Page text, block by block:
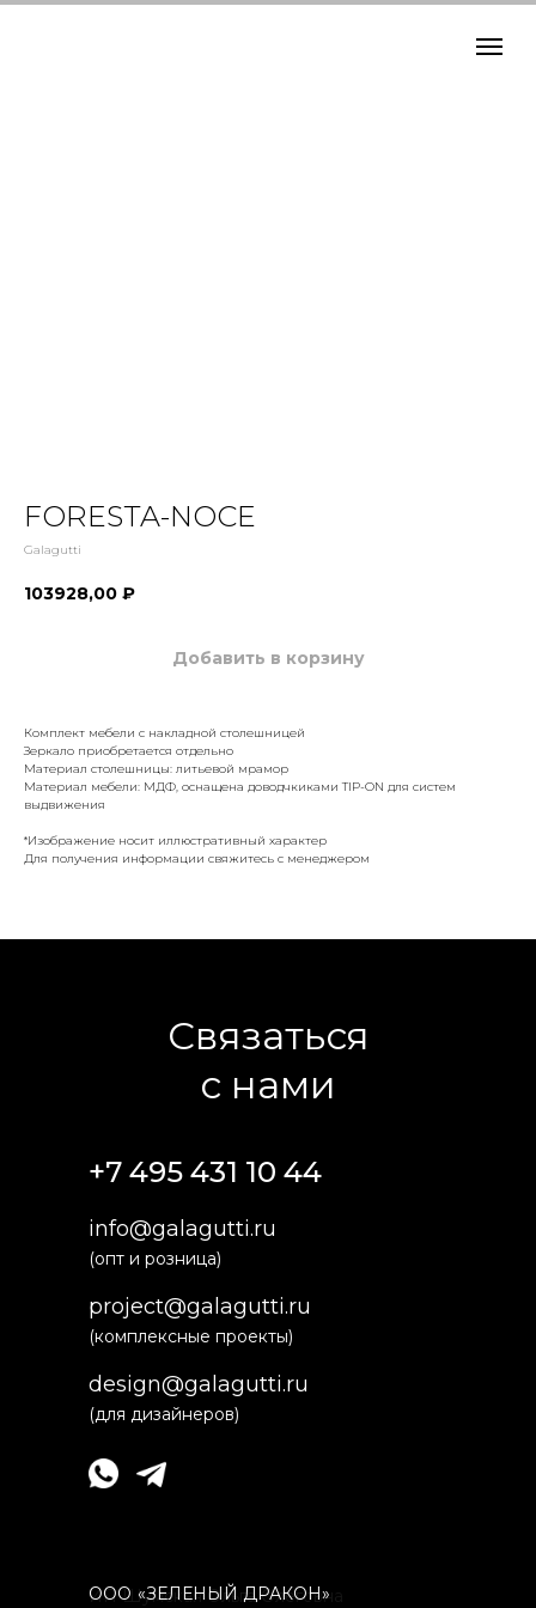
FORESTA-NOCE
Galagutti
103928,00 ₽
Добавить в корзину
Комплект мебели с накладной столешницей
Зеркало приобретается отдельно
Материал столешницы: литьевой мрамор
Материал мебели: МДФ, оснащена доводчкикамиTIP-ON для систем
выдвижения
*Изображение носит иллюстративный характер
Для получения информации свяжитесь с менеджером
Связаться
с нами
(для дизайнеров)
design@galagutti.ru
(комплексные проекты)
project@galagutti.ru
(опт и розница)
info@galagutti.ru
+7 495 431 10 44
ИП Шумская Ольга Олеговна
ООО «ЗЕЛЕНЫЙ ДРАКОН»